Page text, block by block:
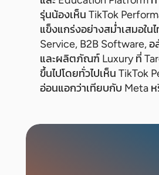
รุ่นน้องเห็น TikTok
แข็งแกร่งอย่างสม่ำเสมอใน
Service, B2B Software,
และผลิตภัณฑ์ Luxury ที่
ขึ้นไปโดยทั่วไปเห็น TikTok
อ่อนแอกว่าเทียบกับ Meta